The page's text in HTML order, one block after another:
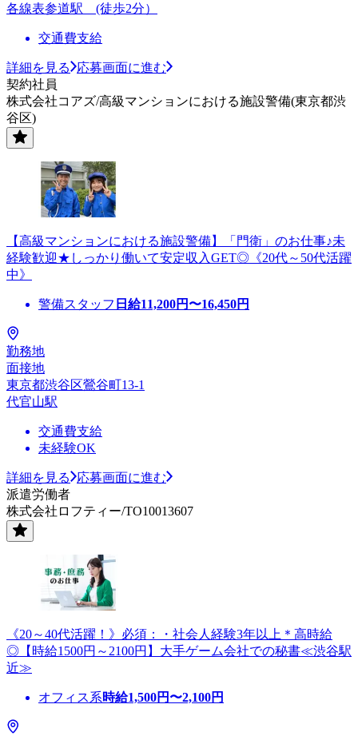
各線表参道駅 (徒歩2分）
交通費支給
詳細を見る
応募画面に進む
契約社員
株式会社コアズ/高級マンションにおける施設警備(東京都渋
谷区)
【高級マンションにおける施設警備】「門衛」のお仕事♪未
経験歓迎★しっかり働いて安定収入GET◎《20代～50代活躍
中》
警備スタッフ 日給11,200円〜16,450円
勤務地
面接地
東京都渋谷区鶯谷町13-1
代官山駅
交通費支給
未経験OK
詳細を見る
応募画面に進む
派遣労働者
株式会社ロフティー/TO10013607
《20～40代活躍！》必須：・社会人経験3年以上＊高時給
◎【時給1500円～2100円】大手ゲーム会社での秘書≪渋谷駅
近≫
オフィス系時給1,500円〜2,100円